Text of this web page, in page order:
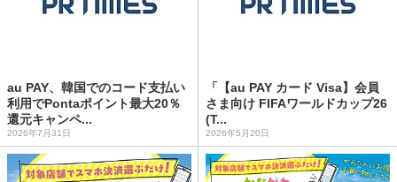
au PAY、韓国でのコード支払い
利用でPontaポイント最大20％
還元キャンペ...
2026年7月31日
「【au PAY カード Visa】会員
さま向け FIFAワールドカップ26
(T...
2026年5月20日